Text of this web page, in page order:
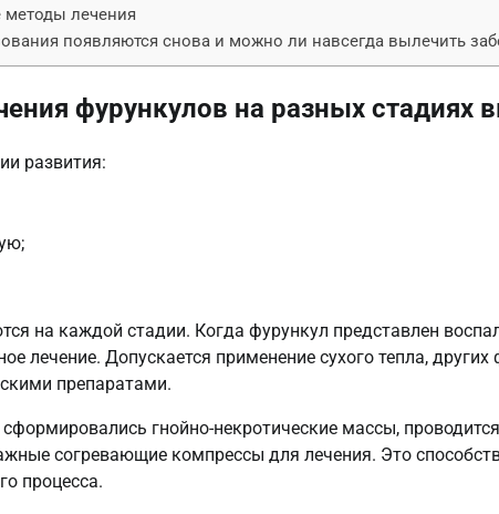
лечения
появляются снова и можно ли навсегда вылечить
фурункулов на разных стадиях
развития:
на каждой стадии. Когда фурункул представлен
лечение. Допускается применение сухого тепла,
препаратами.
сформировались гнойно-некротические массы,
согревающие компрессы для лечения. Это
процесса.